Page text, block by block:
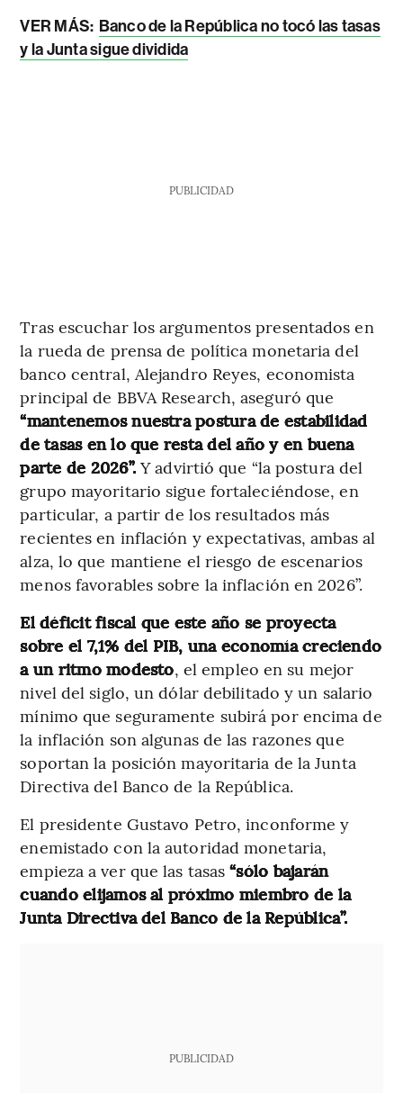
VER MÁS: Banco de la República no tocó las tasas
y la Junta sigue dividida
PUBLICIDAD
Tras escuchar los argumentos presentados en
la rueda de prensa de política monetaria del
banco central, Alejandro Reyes, economista
principal de BBVA Research, aseguró que
“mantenemos nuestra postura de estabilidad
de tasas en lo que resta del año y en buena
parte de 2026”. Y advirtió que “la postura del
grupo mayoritario sigue fortaleciéndose, en
particular, a partir de los resultados más
recientes en inflación y expectativas, ambas al
alza, lo que mantiene el riesgo de escenarios
menos favorables sobre la inflación en 2026”.
El déficit fiscal que este año se proyecta
sobre el 7,1% del PIB, una economía creciendo
a un ritmo modesto, el empleo en su mejor
nivel del siglo, un dólar debilitado y un salario
mínimo que seguramente subirá por encima de
la inflación son algunas de las razones que
soportan la posición mayoritaria de la Junta
Directiva del Banco de la República.
El presidente Gustavo Petro, inconforme y
enemistado con la autoridad monetaria,
empieza a ver que las tasas“sólo bajarán
cuando elijamos al próximo miembro de la
Junta Directiva del Banco de la República”.
PUBLICIDAD